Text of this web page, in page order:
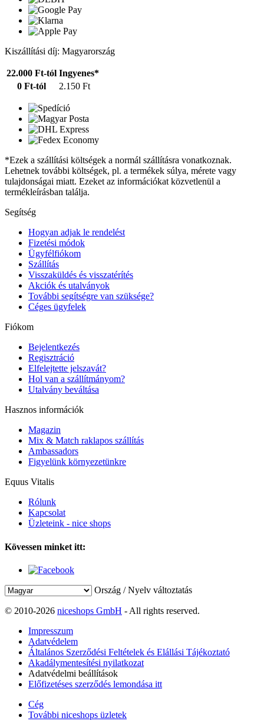
Kiszállítási díj: Magyarország
22.000 Ft-tól Ingyenes*
0 Ft-tól
2.150 Ft
*Ezek a szállítási költségek a normál szállításra vonatkoznak.
Lehetnek további költségek, pl. a termékek súlya, mérete vagy
tulajdonságai miatt. Ezeket az információkat közvetlenül a
termékleírásban találja.
Segítség
Hogyan adjak le rendelést
Fizetési módok
Ügyfélfiókom
Szállítás
Visszaküldés és visszatérítés
Akciók és utalványok
További segítségre van szüksége?
Céges ügyfelek
Fiókom
Bejelentkezés
Regisztráció
Elfelejtette jelszavát?
Hol van a szállítmányom?
Utalvány beváltása
Hasznos információk
Magazin
Mix & Match raklapos szállítás
Ambassadors
Figyelünk környezetünkre
Equus Vitalis
Rólunk
Kapcsolat
Üzleteink - nice shops
Kövessen minket itt:
Ország / Nyelv változtatás
© 2010-2026 niceshops GmbH - All rights reserved.
Impresszum
Adatvédelem
Általános Szerződési Feltételek és Elállási Tájékoztató
Akadálymentesítési nyilatkozat
Adatvédelmi beállítások
Előfizetéses szerződés lemondása itt
Cég
További niceshops üzletek